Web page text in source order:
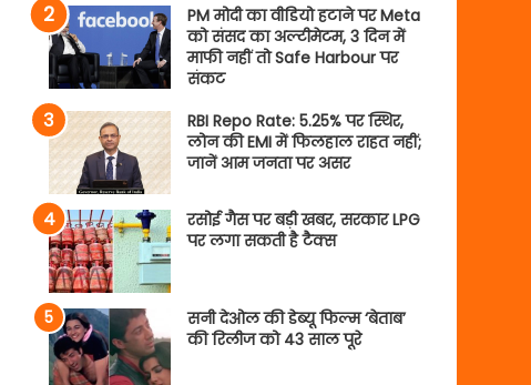
PM मोदी का वीडियो हटाने पर Meta
को संसद का अल्टीमेटम, 3 दिन में
माफी नहीं तो Safe Harbour पर
संकट
RBI Repo Rate: 5.25% पर स्थिर,
लोन की EMI में फिलहाल राहत नहीं;
जानें आम जनता पर असर
रसोई गैस पर बड़ी खबर, सरकार LPG
पर लगा सकती है टैक्स
सनी देओल की डेब्यू फिल्म ‘बेताब’
की रिलीज को 43 साल पूरे